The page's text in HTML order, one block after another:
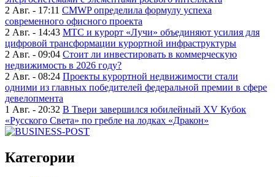
2 Авг. - 17:11 CMWP определила формулу успеха
современного офисного проекта
2 Авг. - 14:43 МТС и курорт «Лучи» объединяют усилия для
цифровой трансформации курортной инфраструктуры
2 Авг. - 09:04 Стоит ли инвестировать в коммерческую
недвижимость в 2026 году?
2 Авг. - 08:24 Проекты курортной недвижимости стали
одними из главных победителей федеральной премии в сфере
девелопмента
1 Авг. - 20:32 В Твери завершился юбилейный XV Кубок
«Русского Света» по гребле на лодках «Дракон»
Категории